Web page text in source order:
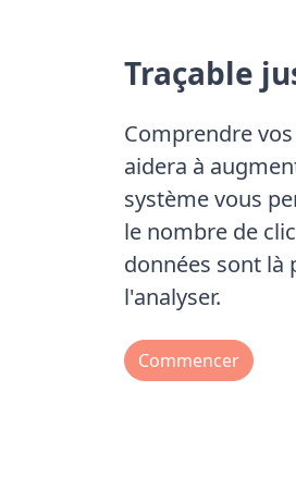
Traçable
Comprendre
aidera à
système vous
le nombre de
données sont là
l'analyser.
Commencer